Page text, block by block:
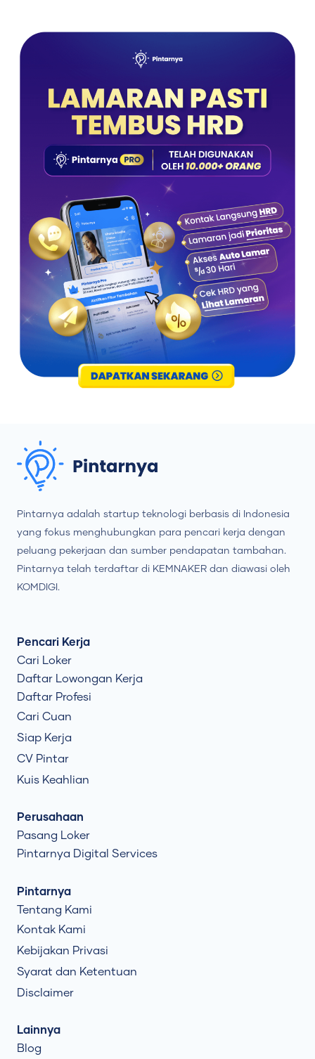
Pintarnya adalah startup teknologi berbasis di Indonesia
yang fokus menghubungkan para pencari kerja dengan
peluang pekerjaan dan sumber pendapatan tambahan.
Pintarnya telah terdaftar di KEMNAKER dan diawasi oleh
KOMDIGI.
Pencari Kerja
Cari Loker
Daftar Lowongan Kerja
Daftar Profesi
Cari Cuan
Siap Kerja
CV Pintar
Kuis Keahlian
Perusahaan
Pasang Loker
Pintarnya Digital Services
Pintarnya
Tentang Kami
Kontak Kami
Kebijakan Privasi
Syarat dan Ketentuan
Disclaimer
Lainnya
Blog